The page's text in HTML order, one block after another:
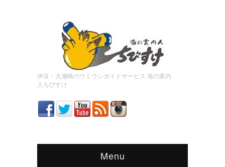
伊豆・大瀬崎のウミウシガイドサービス 海の案内
人ちびすけ
Menu